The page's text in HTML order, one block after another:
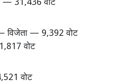
— 31,436 वोट
विजेता — 9,392 वोट
वोट
वोट